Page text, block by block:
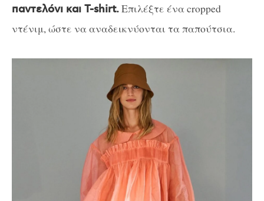
παντελόνι και T-shirt.Επιλέξτε ένα cropped
ντένιμ, ώστε να αναδεικνύονται τα παπούτσια.